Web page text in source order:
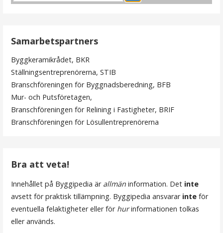
g
g
n
a
g
e
Samarbetspartners
Byggkeramikrådet, BKR
Ställningsentreprenörerna, STIB
Branschföreningen för Byggnadsberedning, BFB
Mur- och Putsföretagen,
Branschföreningen för Relining i Fastigheter, BRIF
Branschföreningen för Lösullentreprenörerna
Bra att veta!
Innehållet på Byggipedia är allmän information. Det inte
avsett för praktisk tillämpning. Byggipedia ansvarar inte för
eventuella felaktigheter eller för hurinformationen tolkas
eller används.